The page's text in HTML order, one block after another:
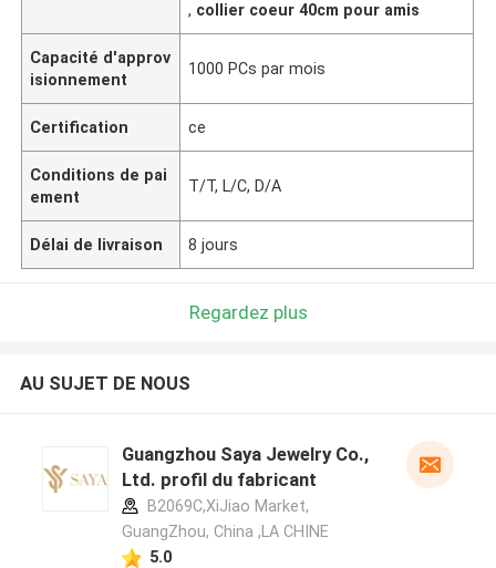
, collier coeur 40cm pour amis
Capacité d'approv
isionnement
1000 PCs par mois
Certification ce
Conditions de pai
ement
T/T, L/C, D/A
Délai de livraison 8 jours
Regardez plus
AU SUJET DE NOUS
Guangzhou Saya Jewelry Co.,
Ltd. profil du fabricant
B2069C,XiJiao Market,
GuangZhou, China ,LA CHINE
5.0